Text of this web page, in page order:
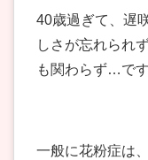
40歳過ぎて、遅
しさが忘れられ
も関わらず…です
一般に花粉症は